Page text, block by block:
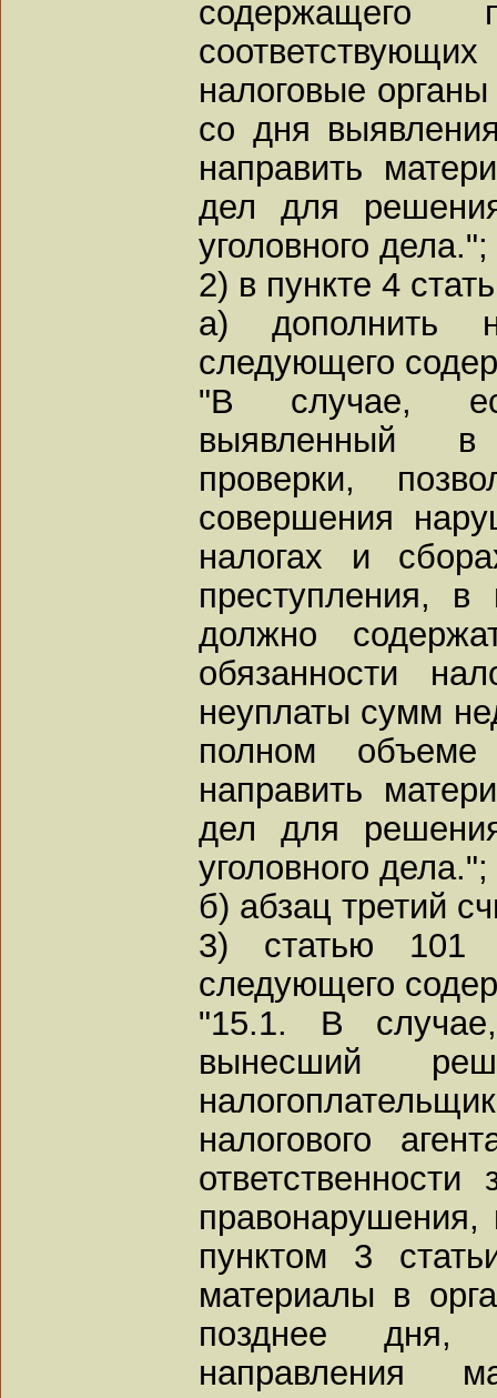
содержащего
налоговые
со дня
направить
дел для
уголовного дела.";
2) в пункте 4
а) дополнить
следующего
"В случае,
выявленный в
проверки,
совершения
налогах и
преступления, в
должно
обязанности
неуплаты сумм
полном
направить
дел для
уголовного дела.";
б) абзац третий
3) статью 101
следующего
"15.1. В
вынесший
налогового
правонарушения,
пунктом 3
материалы в
позднее
направления